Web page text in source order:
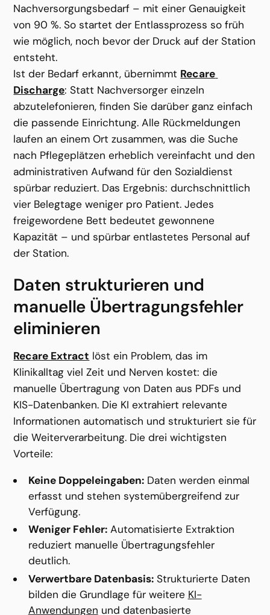
Nachversorgungsbedarf – mit einer Genauigkeit
von 90 %. So startet der Entlassprozess so früh
wie möglich, noch bevor der Druck auf der Station
entsteht.
Ist der Bedarf erkannt, übernimmt Recare
Discharge: Statt Nachversorger einzeln
abzutelefonieren, finden Sie darüber ganz einfach
die passende Einrichtung. Alle Rückmeldungen
laufen an einem Ort zusammen, was die Suche
nach Pflegeplätzen erheblich vereinfacht und den
administrativen Aufwand für den Sozialdienst
spürbar reduziert. Das Ergebnis: durchschnittlich
vier Belegtage weniger pro Patient. Jedes
freigewordene Bett bedeutet gewonnene
Kapazität – und spürbar entlastetes Personal auf
der Station.
Daten strukturieren und
manuelle Übertragungsfehler
eliminieren
Recare Extract löst ein Problem, das im
Klinikalltag viel Zeit und Nerven kostet: die
manuelle Übertragung von Daten aus PDFs und
KIS-Datenbanken. Die KI extrahiert relevante
Informationen automatisch und strukturiert sie für
die Weiterverarbeitung. Die drei wichtigsten
Vorteile:
Keine Doppeleingaben: Daten werden einmal
erfasst und stehen systemübergreifend zur
Verfügung.
Weniger Fehler: Automatisierte Extraktion
reduziert manuelle Übertragungsfehler
deutlich.
Verwertbare Datenbasis: Strukturierte Daten
bilden die Grundlage für weitere KI-
Anwendungen und datenbasierte